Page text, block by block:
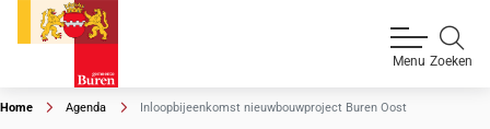
Menu Zoeken
Home Agenda Inloopbijeenkomst nieuwbouwproject Buren Oost